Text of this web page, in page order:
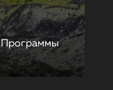
Программы